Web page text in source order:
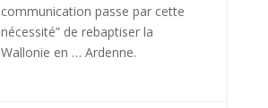
communication passe par cette
nécessité” de rebaptiser la
Wallonie en … Ardenne.